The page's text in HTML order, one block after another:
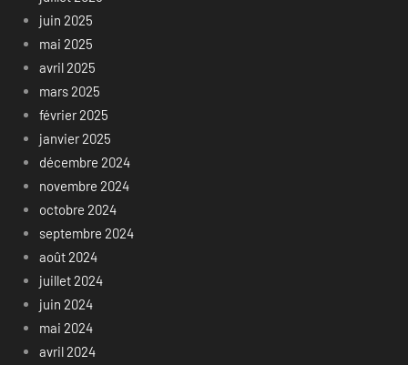
juin 2025
mai 2025
avril 2025
mars 2025
février 2025
janvier 2025
décembre 2024
novembre 2024
octobre 2024
septembre 2024
août 2024
juillet 2024
juin 2024
mai 2024
avril 2024